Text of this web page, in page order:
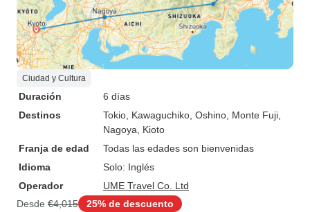
Ciudad y Cultura
Duración
6 días
Destinos
Tokio , Kawaguchiko , Oshino , Monte Fuji
Nagoya , Kioto
Franja de edad
Todas las edades son bienvenidas
Idioma
Solo: Inglés
Operador
UME Travel Co. Ltd
Desde €4,015 25% de descuento